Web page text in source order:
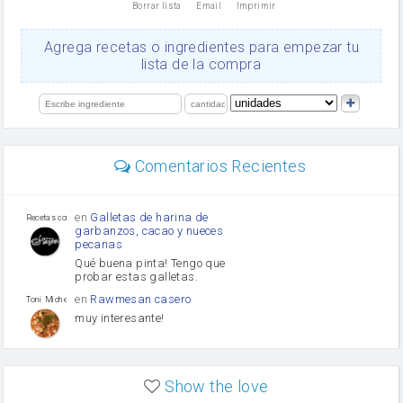
Ajos
salsa de soja
limón
Borrar lista Email Imprimir
Agrega recetas o ingredientes para empezar tu
lista de la compra
Comentarios Recientes
Recetas con sazon
en Galletas de harina de
garbanzos, cacao y nueces
pecanas
Qué buena pinta! Tengo que
probar estas galletas.
Toni Michel Caubet
en Rawmesan casero
muy interesante!
enLasaña casera fácil y
Show the love